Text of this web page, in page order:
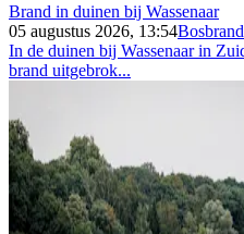
Brand in duinen bij Wassenaar
05 augustus 2026, 13:54
In de duinen bij Wassenaar in
brand uitgebrok...